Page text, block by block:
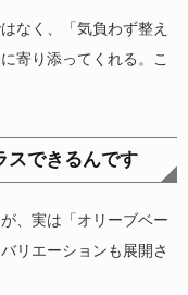
なく、「気負わず整え
寄り添ってくれる。こ
スできるんです
、実は「オリーブベー
リエーションも展開さ